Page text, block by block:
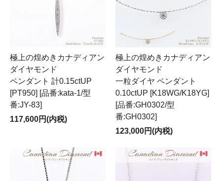
極上の煌めきカナディアン
ダイヤモンド
ペンダント 計0.15ctUP
[PT950] [品番:kata-1/型
番:JY-83]
117,600円(内税)
極上の煌めきカナディアン
ダイヤモンド
一粒ダイヤ ペンダント
0.10ctUP [K18WG/K18YG]
[品番:GH0302/型
番:GH0302]
123,000円(内税)